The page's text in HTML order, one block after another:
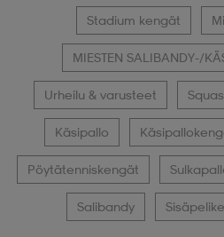
Stadium kengät
MIESTEN SALIBANDY-/
Urheilu & varusteet
Käsipallo
Pöytätenniskengät
Salibandy